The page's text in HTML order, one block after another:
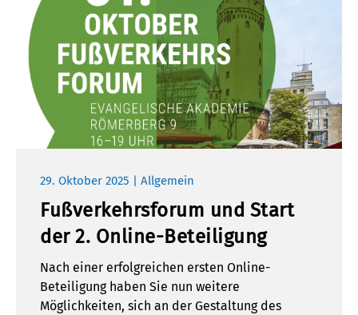
29. Oktober 2025 | Allgemein
Fußverkehrsforum und Start
der 2. Online-Beteiligung
Nach einer erfolgreichen ersten Online-
Beteiligung haben Sie nun weitere
Möglichkeiten, sich an der Gestaltung des